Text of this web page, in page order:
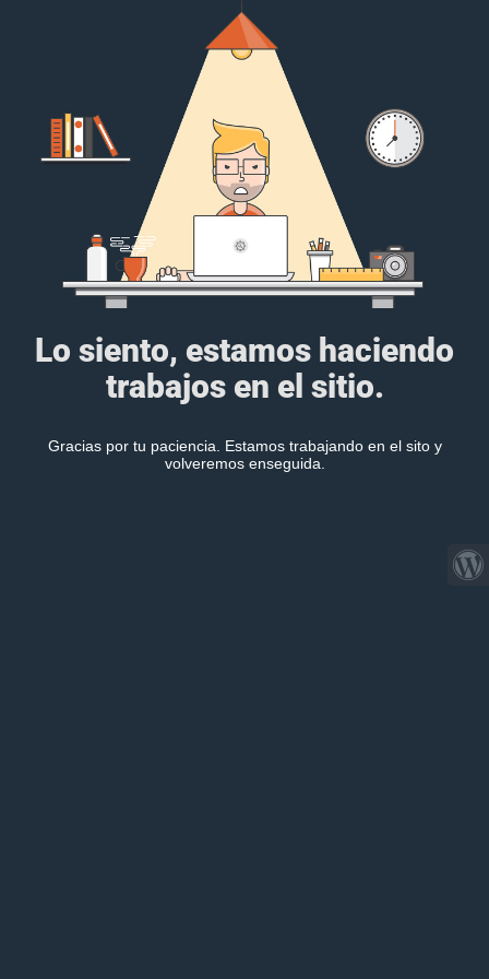
Lo siento, estamos haciendo
trabajos en el sitio.
Gracias por tu paciencia. Estamos trabajando en el sito y
volveremos enseguida.